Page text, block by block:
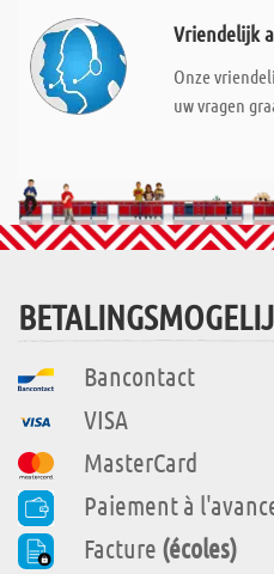
Vriendelijk
Onze
uw vragen
Bancontact
VISA
MasterCard
Paiement à
Facture (écoles)